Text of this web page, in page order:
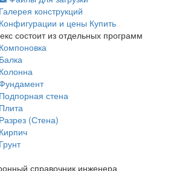
Галерея конструкций
Конфигурации и цены Купить
состоит из отдельных программ
Компоновка
Балка
Колонна
Подпорная стена
Плита
Разрез (Стена)
Кирпич
Грунт
справочник инженера